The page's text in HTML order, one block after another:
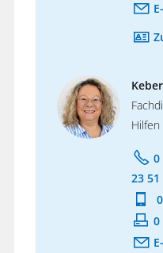
Hilfen
0
23
0